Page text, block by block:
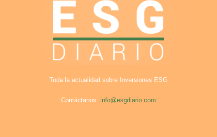
Toda la actualidad sobre Inversiones ESG
Contáctanos: info@esgdiario.com